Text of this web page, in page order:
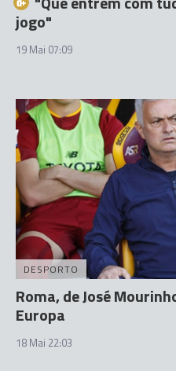
jogo"
19 Mai 07:09
DESPORTO
Roma, de José
Europa
18 Mai 22:03